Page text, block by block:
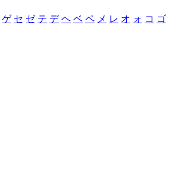
ゲ セ ゼ テ デ ヘ ベ ペ メ レ オ ォ コ ゴ